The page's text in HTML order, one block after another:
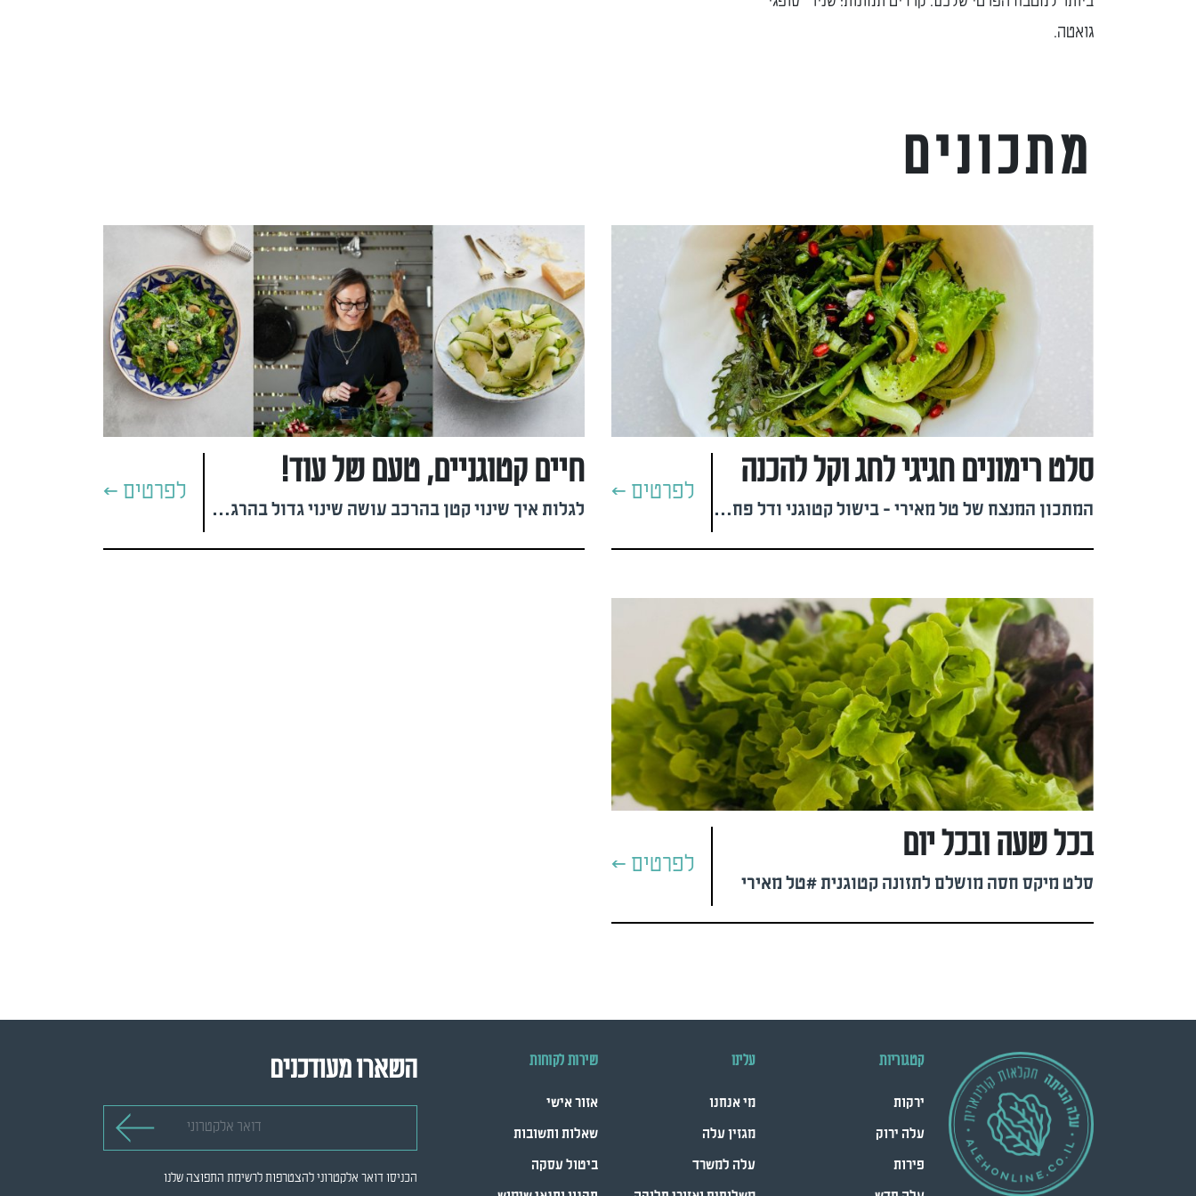
גואטה.
מתכונים
סלט רימונים חגיגי לחג וקל להכנה
המתכון המנצח של טל מאירי - בישול קטוגני ודל פחמימה
לפרטים >
חיים קטוגניים, טעם של עוד!
לגלות איך שינוי קטן בהרכב עושה שינוי גדול בהרגשה #טל מאירי
לפרטים >
בכל שעה ובכל יום
סלט מיקס חסה מושלם לתזונה קטוגנית #טל מאירי
לפרטים >
קטגוריות
ירקות
עלה ירוק
פירות
עלינו
מי אנחנו
מגזין עלה
עלה למשרד
שירות לקוחות
אזור אישי
שאלות ותשובות
ביטול עסקה
השארו מעודכנים
הכניסו דואר אלקטרוני להצטרפות לרשימת התפוצה שלנו